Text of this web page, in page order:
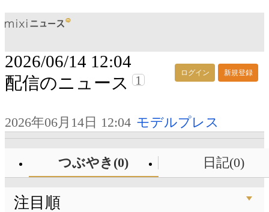
ログイン 新規登録
2026/06/14 12:04
配信のニュース
1
2026年06月14日 12:04 モデルプレス
つぶやき(0) 日記(0)
注目順